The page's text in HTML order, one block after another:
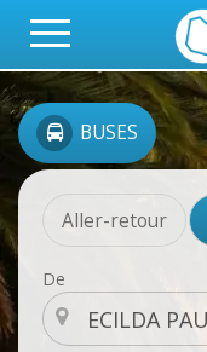
BUSES
Aller-retour
De